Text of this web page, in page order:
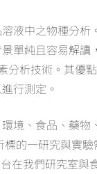
液中之物種分
單純且容易解
析技術。其優
行測定。
境、食品、藥物
的一研究與實
在我們研究室